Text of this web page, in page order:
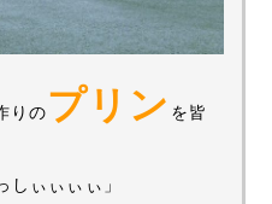
りのプリン を皆
ぃぃぃぃ」